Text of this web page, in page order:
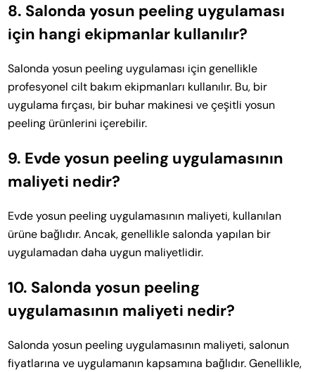
8. Salonda yosun peeling uygulaması
için hangi ekipmanlar kullanılır?
Salonda yosun peeling uygulaması için genellikle
profesyonel cilt bakım ekipmanları kullanılır. Bu, bir
uygulama fırçası, bir buhar makinesi ve çeşitli yosun
peeling ürünlerini içerebilir.
9. Evde yosun peeling uygulamasının
maliyeti nedir?
Evde yosun peeling uygulamasının maliyeti, kullanılan
ürüne bağlıdır. Ancak, genellikle salonda yapılan bir
uygulamadan daha uygun maliyetlidir.
10. Salonda yosun peeling
uygulamasının maliyeti nedir?
Salonda yosun peeling uygulamasının maliyeti, salonun
fiyatlarına ve uygulamanın kapsamına bağlıdır. Genellikle,